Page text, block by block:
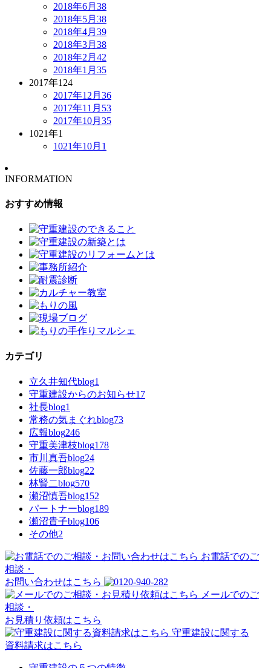
2018年6月 38
2018年5月 38
2018年4月 39
2018年3月 38
2018年2月 42
2018年1月 35
2017年124
2017年12月 36
2017年11月 53
2017年10月 35
1021年1
1021年10月 1
INFORMATION
おすすめ情報
カテゴリ
立久井知代blog1
守重建設からのお知らせ17
社長blog1
常務の気まぐれblog73
広報blog246
守重美津枝blog178
市川真吾blog24
佐藤一郎blog22
林賢二blog570
瀬沼慎吾blog152
パートナーblog189
瀬沼貴子blog106
その他2
お電話でのご
相談・
お問い合わせはこちら
メールでのご
相談・
お見積り依頼はこちら
守重建設に関する
資料請求はこちら